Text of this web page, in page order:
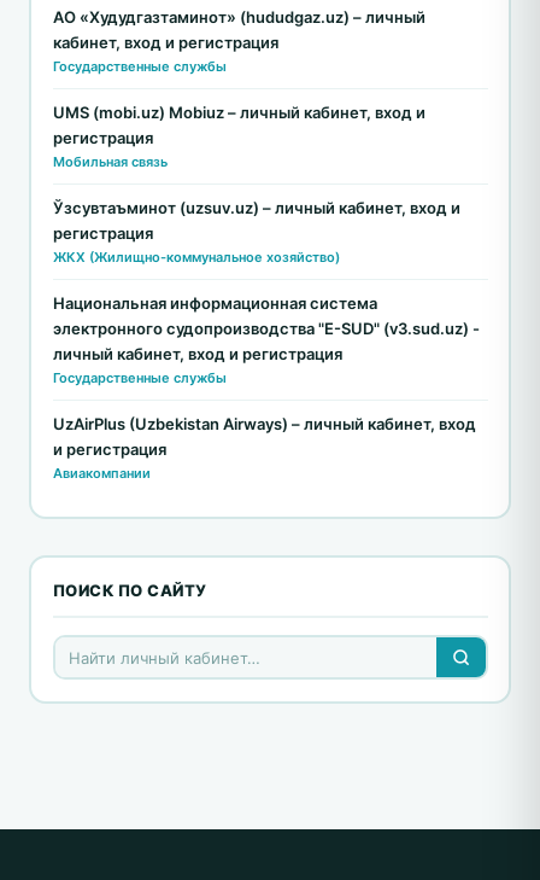
АО «Худудгазтаминот» (hududgaz.uz) – личный
кабинет, вход и регистрация
Государственные службы
UMS (mobi.uz) Mobiuz – личный кабинет, вход и
регистрация
Мобильная связь
Ўзсувтаъминот (uzsuv.uz) – личный кабинет, вход и
регистрация
ЖКХ (Жилищно-коммунальное хозяйство)
Национальная информационная система
электронного судопроизводства "E-SUD" (v3.sud.uz) -
личный кабинет, вход и регистрация
Государственные службы
UzAirPlus (Uzbekistan Airways) – личный кабинет, вход
и регистрация
Авиакомпании
ПОИСК ПО САЙТУ